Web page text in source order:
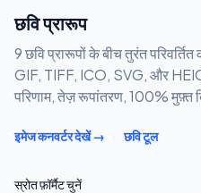
छवि प्रारूप
9 छवि प्रारूपों के बीच तुरंत
GIF, TIFF, ICO, SVG, और
परिणाम, तेज़ रूपांतरण, 100% मुफ़्त
इमेज कनवर्टर देखें → छवि टूल
स्रोत फ़ॉर्मैट चुनें